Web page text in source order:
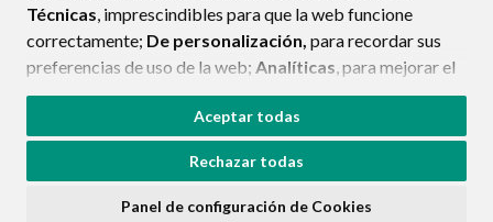
Técnicas, imprescindibles para que la web funcione
correctamente; De personalización, para recordar sus
preferencias de uso de la web; Analíticas, para mejorar el
funcionamiento de la web y sus servicios.
Si acepta pulsando el botón“Aceptar todas”
consideramos que acepta su uso. Si pulsa el botón
ninguna acción, se guardarán las cookies técnicas
Aceptar todas
Rechazar todas
Panel de configuración de Cookies